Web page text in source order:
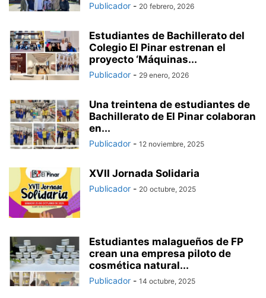
Publicador - 20 febrero, 2026
Estudiantes de Bachillerato del
Colegio El Pinar estrenan el
proyecto ‘Máquinas...
Publicador - 29 enero, 2026
Una treintena de estudiantes de
Bachillerato de El Pinar colaboran
en...
Publicador - 12 noviembre, 2025
XVII Jornada Solidaria
Publicador - 20 octubre, 2025
Estudiantes malagueños de FP
crean una empresa piloto de
cosmética natural...
Publicador - 14 octubre, 2025